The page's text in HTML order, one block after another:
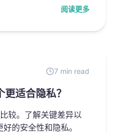
阅读更多
7 min read
适合隐私？
较。了解关键差异以
的安全性和隐私。